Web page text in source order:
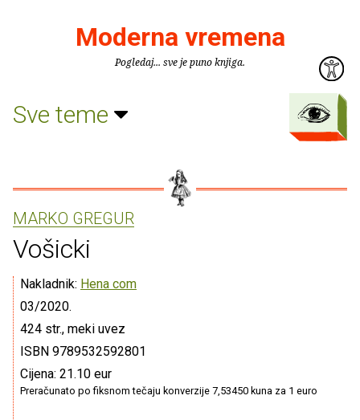
Moderna vremena
Pogledaj... sve je puno knjiga.
Sve teme
MARKO GREGUR
Vošicki
Nakladnik: Hena com
03/2020.
424 str., meki uvez
ISBN 9789532592801
Cijena: 21.10 eur
Preračunato po fiksnom tečaju konverzije 7,53450 kuna za 1 euro